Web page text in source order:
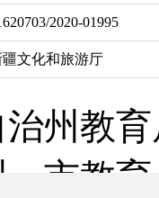
2020-01995
疆文化和旅游厅
州教
市教